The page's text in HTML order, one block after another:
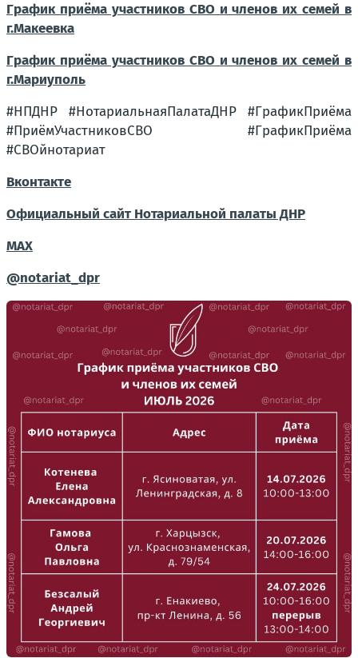
График приёма участников СВО и членов их семей в
г.Макеевка
График приёма участников СВО и членов их семей в
г.Мариуполь
#НПДНР #НотариальнаяПалатаДНР #ГрафикПриёма
#ПриёмУчастниковСВО #ГрафикПриёма
#СВОйнотариат
Вконтакте
Официальный сайт Нотариальной палаты ДНР
MAX
@notariat_dpr